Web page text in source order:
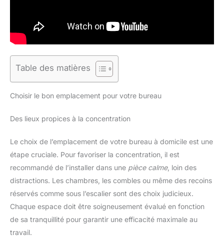
Table des matières
Choisir le bon emplacement pour votre bureau
Des lieux propices à la concentration
Le choix de l’emplacement de votre bureau à domicile est une
étape cruciale. Pour favoriser la concentration, il est
recommandé de l’installer dans une pièce calme, loin des
distractions. Les chambres, les combles ou même des recoins
réservés comme sous l’escalier sont des choix judicieux.
Chaque espace doit être soigneusement évalué en fonction
de sa tranquillité pour garantir une efficacité maximale au
travail.